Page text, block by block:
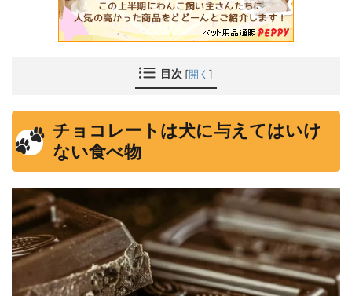
目次 [開く ]
チョコレートは犬に与えてはいけ
ない食べ物